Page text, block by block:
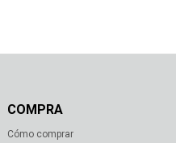
COMPRA
Cómo comprar